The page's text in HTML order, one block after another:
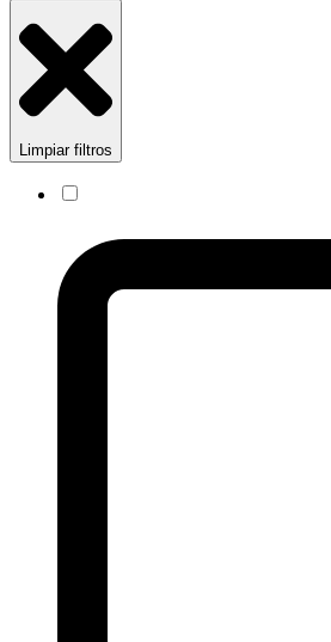
Limpiar filtros